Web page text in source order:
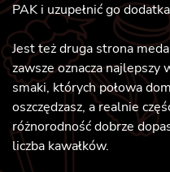
PAK i uzupełnić go
Jest też druga strona
zawsze oznacza
smaki, których połowa
oszczędzasz, a realnie
różnorodność dobrze
liczba kawałków.